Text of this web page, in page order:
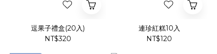
逗果子禮盒(20入)
NT$320
連珍紅糕10入
NT$120